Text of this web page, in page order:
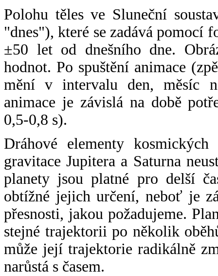
Polohu těles ve Sluneční
"dnes"), které se zadává pomocí
±50 let od dnešního dne.
hodnot. Po spuštění animace
mění v intervalu den, měsíc
animace je závislá na době
0,5-0,8 s).
Dráhové elementy
gravitace Jupitera a Saturna
planety jsou platné pro delší
obtížné jejich určení, neboť je
přesnosti, jakou požadujeme.
stejné trajektorii po několik
může její trajektorie radikálně
narůstá s časem.